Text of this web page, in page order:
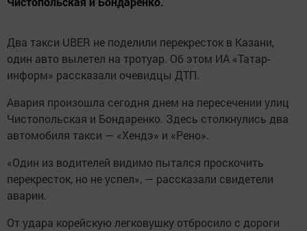
Два такси UBER не поделили перекресток в Казани,
один авто вылетел на тротуар. Об этом ИА «Татар-
информ» рассказали очевидцы ДТП.
Авария произошла сегодня днем на пересечении улиц
Чистопольская и Бондаренко. Здесь столкнулись два
автомобиля такси — «Хендэ» и «Рено».
«Один из водителей видимо пытался проскочить
перекресток, но не успел», — рассказали свидетели
аварии.
От удара корейскую легковушку отбросило с дороги